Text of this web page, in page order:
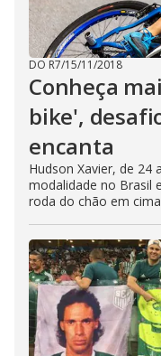
DO R7/15/11/2018
Conheça
bike',
encanta
Hudson Xavier, de 24
modalidade no Brasil
roda do chão em